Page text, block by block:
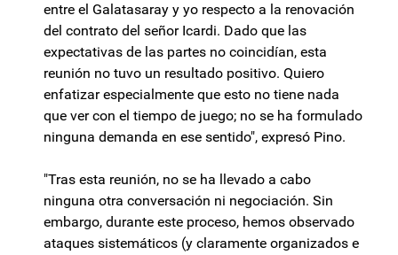
entre el Galatasaray y yo respecto a la renovación
del contrato del señor Icardi. Dado que las
expectativas de las partes no coincidían, esta
reunión no tuvo un resultado positivo. Quiero
enfatizar especialmente que esto no tiene nada
que ver con el tiempo de juego; no se ha formulado
ninguna demanda en ese sentido", expresó Pino.
"Tras esta reunión, no se ha llevado a cabo
ninguna otra conversación ni negociación. Sin
embargo, durante este proceso, hemos observado
ataques sistemáticos (y claramente organizados e